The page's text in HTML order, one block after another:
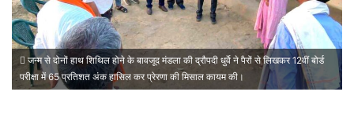
जन्म से दोनों हाथ शिथिल होने के बावजूद मंडला की द्रौपदी धुर्वे ने पैरों से लिखकर 12वीं बोर्ड
परीक्षा में 65 प्रतिशत अंक हासिल कर प्रेरणा की मिसाल कायम की।